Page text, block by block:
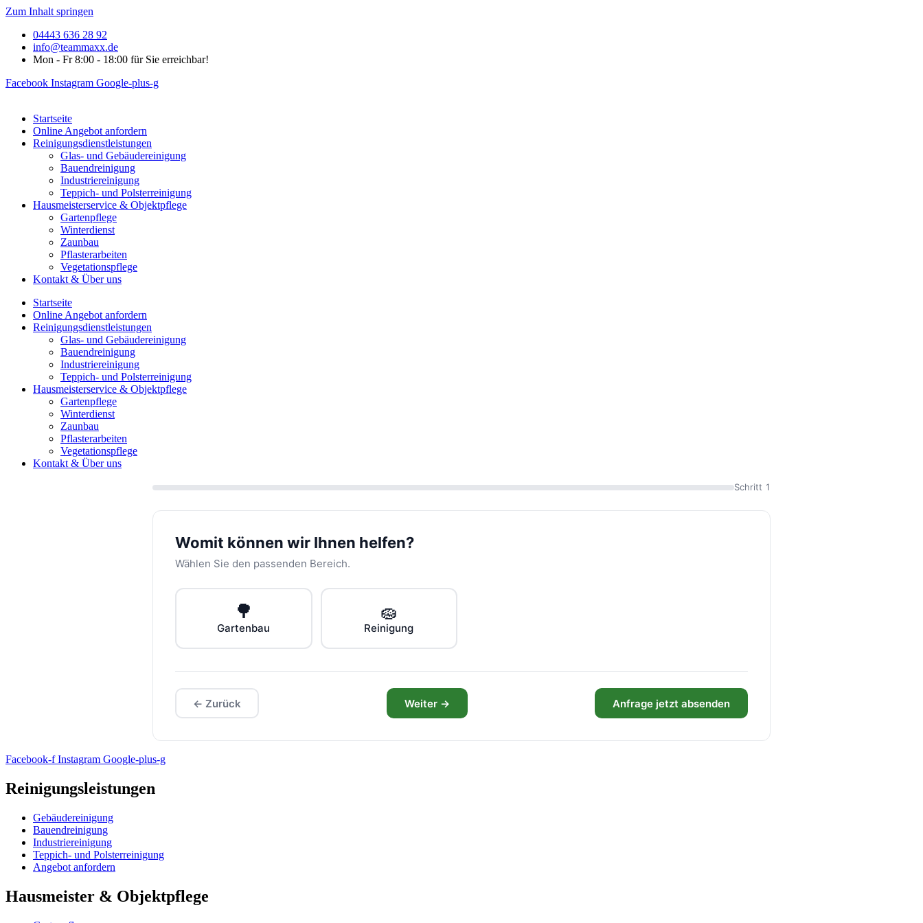
Zum Inhalt springen
04443 636 28 92
info@teammaxx.de
Mon - Fr 8:00 - 18:00 für Sie erreichbar!
Facebook Instagram Google-plus-g
Startseite
Online Angebot anfordern
Reinigungsdienstleistungen
Glas- und Gebäudereinigung
Bauendreinigung
Industriereinigung
Teppich- und Polsterreinigung
Hausmeisterservice & Objektpflege
Gartenpflege
Winterdienst
Zaunbau
Pflasterarbeiten
Vegetationspflege
Kontakt & Über uns
Startseite
Online Angebot anfordern
Reinigungsdienstleistungen
Glas- und Gebäudereinigung
Bauendreinigung
Industriereinigung
Teppich- und Polsterreinigung
Hausmeisterservice & Objektpflege
Gartenpflege
Winterdienst
Zaunbau
Pflasterarbeiten
Vegetationspflege
Kontakt & Über uns
Schritt 1
Womit können wir Ihnen helfen?
Wählen Sie den passenden Bereich.
🌳
Gartenbau
🧽
Reinigung
← Zurück Weiter → Anfrage jetzt absenden
Facebook-f Instagram Google-plus-g
Reinigungsleistungen
Gebäudereinigung
Bauendreinigung
Industriereinigung
Teppich- und Polsterreinigung
Angebot anfordern
Hausmeister & Objektpflege